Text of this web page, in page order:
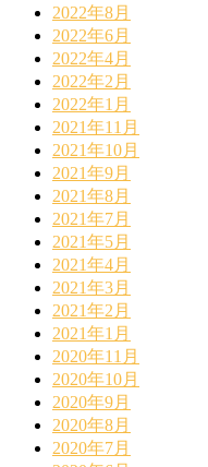
2022年8月
2022年6月
2022年4月
2022年2月
2022年1月
2021年11月
2021年10月
2021年9月
2021年8月
2021年7月
2021年5月
2021年4月
2021年3月
2021年2月
2021年1月
2020年11月
2020年10月
2020年9月
2020年8月
2020年7月